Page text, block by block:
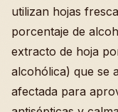
utilizan hojas
porcentaje de
extracto de hoja
alcohólica) que se
afectada para